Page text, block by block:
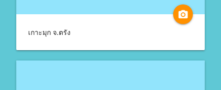
camera_alt
เกาะมุก จ.ตรัง